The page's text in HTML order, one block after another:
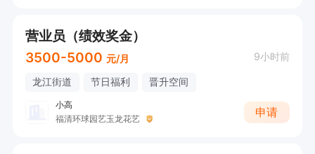
营业员（绩效奖金）
3500-5000 元/月 9小时前
龙江街道 节日福利 晋升空间
小高
福清环球园艺玉龙花艺
申请